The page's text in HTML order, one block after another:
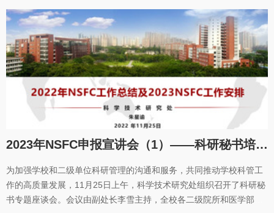
把科技伦理要求贯穿到科研研究的全过程，确保科技活动风险可控。
会议邀请了实验与动物中心和君做主题报告，和君以《动物伦理申请
（项目）系统的使用及注意事项》为题，从实验动物管理的制度要求
及系统使用两个方面展开介绍，对我校的动物管理中心系统的使用及
伦理证明申请流程进行了详细说明，并对科研老师遇到的实际操作问
题耐心解答。她呼吁，科研人员及动物实验人员应更好地掌握实验动
物管理的各项要求，以更好地开展生命科学研究工作。图1 和君专题
报告随后，医学部李桂荣带来题为《生物医学研究者必须知道的医学
伦理学内容的要求、伦理审查中存在的
2023年NSFC申报宣讲会（1）——科研秘书培训专场：打造基金管理专业队伍
为加强学校和二级单位科研管理的沟通和服务，共同推动学校科管工
作的高质量发展，11月25日上午，科学技术研究处组织召开了科研秘
书专题座谈会。会议由副处长李雪主持，全校各二级院所和医学部附